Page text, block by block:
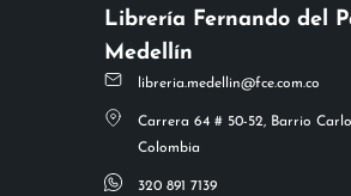
Librería Fernando del
Medellín
libreria.medellin@fce.com.co
Carrera 64 # 50-52, Barrio
Colombia
320 891 7139